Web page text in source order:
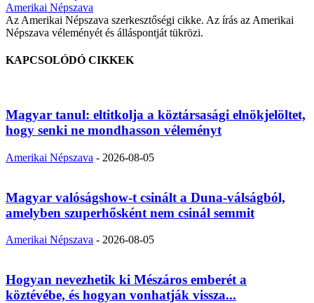
Amerikai Népszava
Az Amerikai Népszava szerkesztőségi cikke. Az írás az Amerikai
Népszava véleményét és álláspontját tükrözi.
KAPCSOLÓDÓ CIKKEK
Magyar tanul: eltitkolja a köztársasági elnökjelöltet,
hogy senki ne mondhasson véleményt
Amerikai Népszava - 2026-08-05
Magyar valóságshow-t csinált a Duna-válságból,
amelyben szuperhősként nem csinál semmit
Amerikai Népszava - 2026-08-05
Hogyan nevezhetik ki Mészáros emberét a
köztévébe, és hogyan vonhatják vissza...